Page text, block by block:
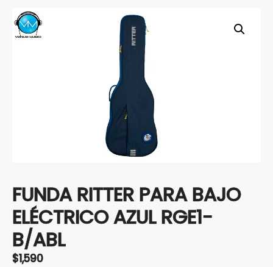
FUNDA RITTER PARA BAJO
ELÉCTRICO AZUL RGE1-
B/ABL
$1,590